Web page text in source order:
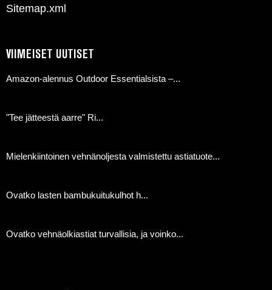
Sitemap.xml
VIIMEISET UUTISET
Amazon-alennus Outdoor Essentialsista –...
"Tee jätteestä aarre" Ri...
Mielenkiintoinen vehnänoljesta valmistettu astiatuote...
Ovatko lasten bambukuitukulhot h...
Ovatko vehnäolkiastiat turvallisia, ja voinko...